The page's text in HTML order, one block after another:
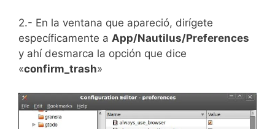
2.- En la ventana que apareció, dirígete
específicamente a App/Nautilus/Preferences
y ahí desmarca la opción que dice
«confirm_trash»